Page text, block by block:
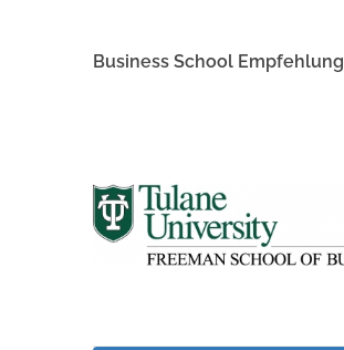
Business School Empfehlung